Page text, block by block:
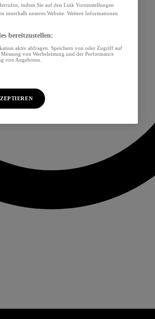
indem Sie auf den Link Voreinstellungen
innerhalb unseres Website. Weitere Informationen
bereitzustellen:
aktiv abfragen. Speichern von oder Zugriff auf
von Werbeleistung und der Performance
von Angeboten.